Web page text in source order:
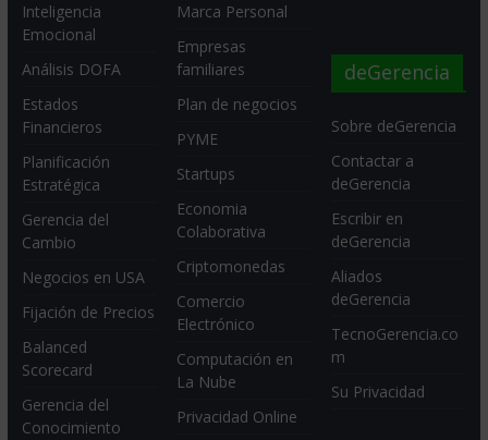
Inteligencia
Emocional
Análisis DOFA
Estados
Financieros
Planificación
Estratégica
Gerencia del
Cambio
Negocios en USA
Fijación de Precios
Balanced
Scorecard
Gerencia del
Conocimiento
Marca Personal
Empresas
familiares
Plan de negocios
PYME
Startups
Economia
Colaborativa
Criptomonedas
Comercio
Electrónico
Computación en
La Nube
Privacidad Online
deGerencia
Sobre deGerencia
Contactar a
deGerencia
Escribir en
deGerencia
Aliados
deGerencia
TecnoGerencia.co
m
Su Privacidad